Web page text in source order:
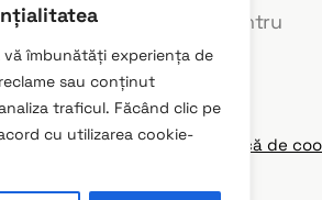
îmbunătăți experiența de
sau conținut
traficul. Făcând clic pe
cu utilizarea cookie-
și proiectare pentru
de confidențialitate
Politică de